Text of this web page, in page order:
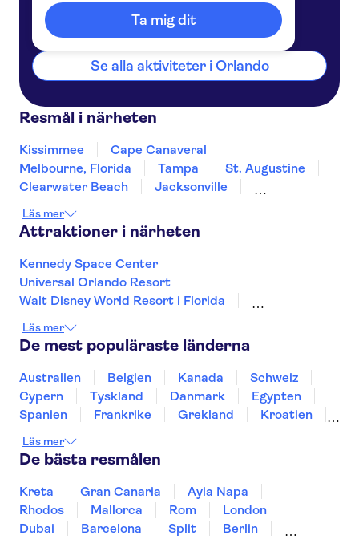
Ta mig dit
Usa
Se alla aktiviteter i Orlando
Resmål i närheten
Kissimmee
Cape Canaveral
Melbourne, Florida
Tampa
St. Augustine
Clearwater Beach
Jacksonville
Fort Lauderdale
Miami Beach
Savannah
Key West
Läs mer
Attraktioner i närheten
Kennedy Space Center
Universal Orlando Resort
Walt Disney World Resort i Florida
LEGOLAND® Florida Resort
The Wheel at ICON Park
Broadway
Frihetsgudinnan
Franska kvarteret
Las Vegas Strip
SUMMIT One Vanderbilt
9-11 Memorial & Museum
Grand Canyon
Läs mer
De mest populäraste länderna
Australien Belgien Kanada
Schweiz
Cypern
Tyskland Danmark
Egypten
Spanien
Frankrike Grekland
Kroatien
Sverige
Thailand
Läs mer
De bästa resmålen
Kreta Gran Canaria
Ayia Napa
Rhodos
Mallorca Rom
London
Dubai
Barcelona Split
Berlin